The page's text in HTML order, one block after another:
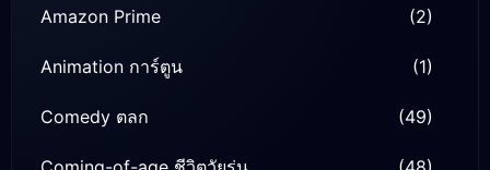
Amazon Prime (2)
Animation การ์ตูน (1)
Comedy ตลก (49)